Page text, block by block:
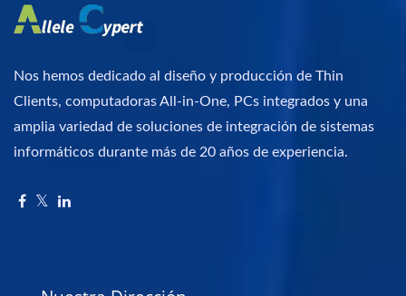
Nos hemos dedicado al diseño y producción de Thin
Clients, computadoras All-in-One, PCs integrados y una
amplia variedad de soluciones de integración de sistemas
informáticos durante más de 20 años de experiencia.